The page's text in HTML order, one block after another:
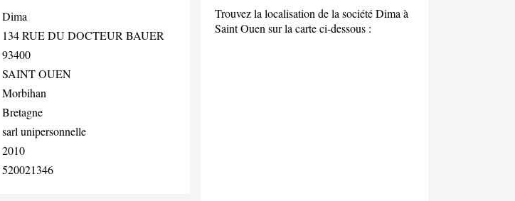
Dima
134 RUE DU DOCTEUR BAUER
93400
SAINT OUEN
Morbihan
Bretagne
sarl unipersonnelle
2010
520021346
Trouvez la localisation de la société Dima à
Saint Ouen sur la carte ci-dessous :